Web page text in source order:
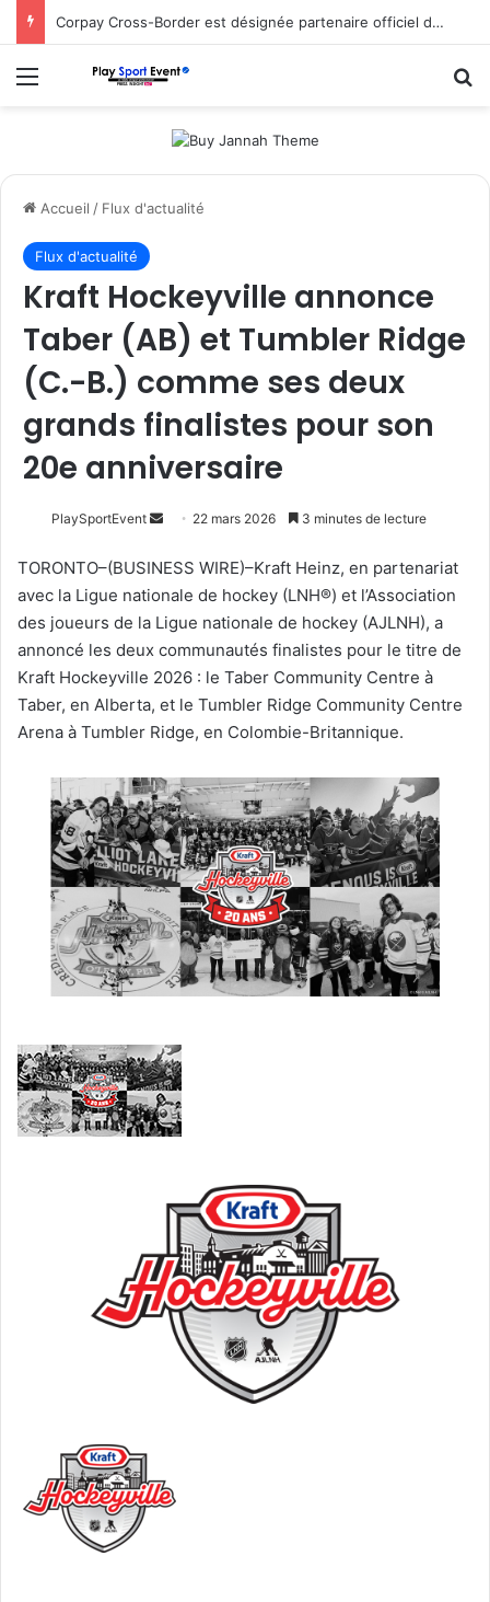
Corpay Cross-Border est désignée partenaire officiel de change d’Ultimate Sevens
Menu
Accueil / Flux d'actualité
Flux d'actualité
Kraft Hockeyville annonce
Taber (AB) et Tumbler Ridge
(C.-B.) comme ses deux
grands finalistes pour son
20e anniversaire
PlaySportEvent
Envoyer
courriel
22 mars 2026 3 minutes de lecture
TORONTO–(BUSINESS WIRE)–Kraft Heinz, en partenariat
avec la Ligue nationale de hockey (LNH®) et l’Association
des joueurs de la Ligue nationale de hockey (AJLNH), a
annoncé les deux communautés finalistes pour le titre de
Kraft Hockeyville 2026 : le Taber Community Centre à
Taber, en Alberta, et le Tumbler Ridge Community Centre
Arena à Tumbler Ridge, en Colombie-Britannique.